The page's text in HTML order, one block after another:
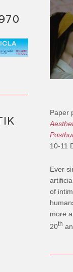
Paper
10-11
Ever
of
more
20th